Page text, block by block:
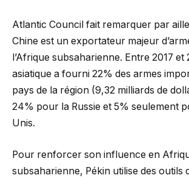
Atlantic Council fait remarquer par
Chine est un exportateur majeur
l’Afrique subsaharienne. Entre 2017
asiatique a fourni 22% des armes
pays de la région (9,32 milliards de
24% pour la Russie et 5% seulement
Unis.
Pour renforcer son influence en
subsaharienne, Pékin utilise des outils